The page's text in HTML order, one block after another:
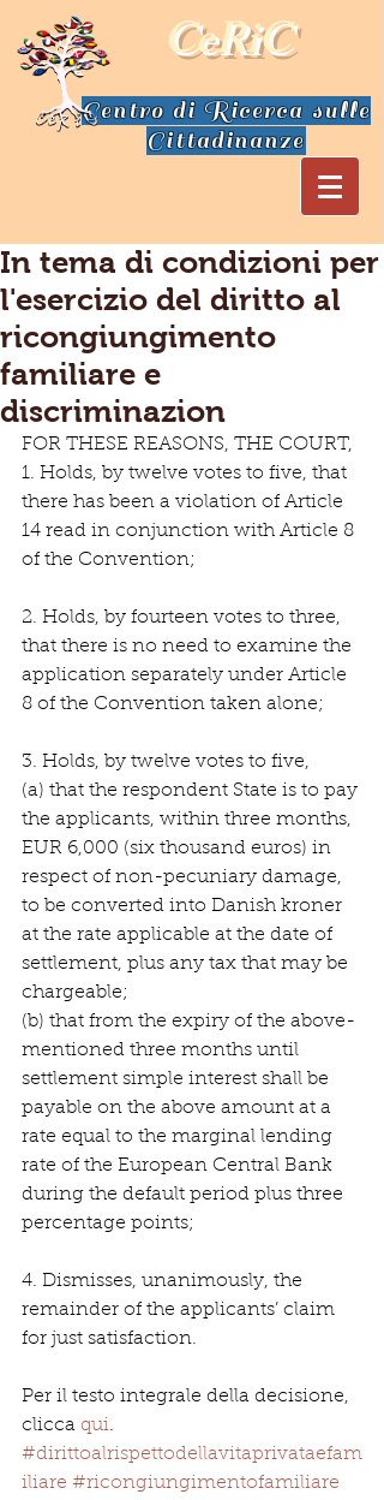
CeRiC
Centro di Ricerca sulle
Cittadinanze
In tema di condizioni per
l'esercizio del diritto al
ricongiungimento
familiare e
discriminazion
FOR THESE REASONS, THE COURT,
1. Holds, by twelve votes to five, that
there has been a violation of Article
14 read in conjunction with Article 8
of the Convention;
2. Holds, by fourteen votes to three,
that there is no need to examine the
application separately under Article
8 of the Convention taken alone;
3. Holds, by twelve votes to five,
(a) that the respondent State is to pay
the applicants, within three months,
EUR 6,000 (six thousand euros) in
respect of non-pecuniary damage,
to be converted into Danish kroner
at the rate applicable at the date of
settlement, plus any tax that may be
chargeable;
(b) that from the expiry of the above-
mentioned three months until
settlement simple interest shall be
payable on the above amount at a
rate equal to the marginal lending
rate of the European Central Bank
during the default period plus three
percentage points;
4. Dismisses, unanimously, the
remainder of the applicants’ claim
for just satisfaction.
Per il testo integrale della decisione,
clicca qui.
#dirittoalrispettodellavitaprivataefam
iliare #ricongiungimentofamiliare